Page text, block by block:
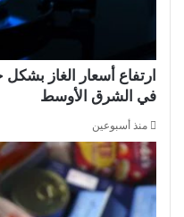
ارتفاع أسعار الغاز بشكل
في الشرق الأوسط
منذ أسبوعين